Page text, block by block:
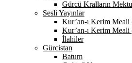
Gürcü Kralların
Sesli Yayınlar
Kur’an-ı Kerim Meali
Kur’an-ı Kerim Meali
İlahiler
Gürcistan
Batum